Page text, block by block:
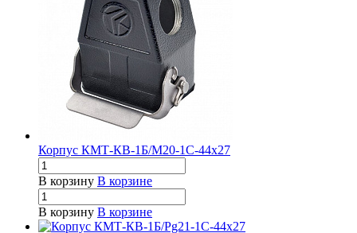
Корпус КМТ-КВ-1Б/М20-1С-44х27
В корзину В корзине
В корзину В корзине